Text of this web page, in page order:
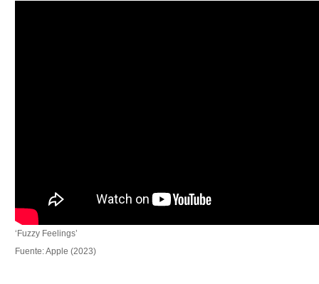
‘Fuzzy Feelings’
Fuente: Apple (2023)